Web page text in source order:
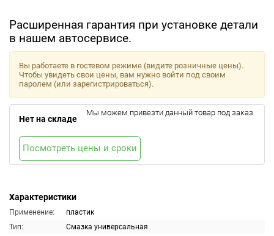
Расширенная гарантия при установке детали
в нашем автосервисе.
Характеристики
Применение:
пластик
Тип:
Смазка универсальная
Вы работаете в гостевом режиме (видите розничные цены).
Чтобы увидеть свои цены, вам нужно войти под своим
паролем (или зарегистрироваться).
Нет на складе
Мы можем привезти данный товар под заказ.
Посмотреть цены и сроки